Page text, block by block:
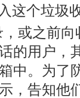
这个垃圾
或之前
的用户，
中。为了
，告知他